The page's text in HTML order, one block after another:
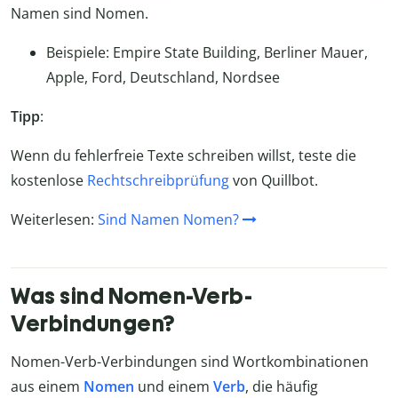
Namen sind Nomen.
Beispiele: Empire State Building, Berliner Mauer,
Apple, Ford, Deutschland, Nordsee
Tipp:
Wenn du fehlerfreie Texte schreiben willst, teste die
kostenlose Rechtschreibprüfungvon Quillbot.
Weiterlesen: Sind Namen Nomen?
Was sind Nomen-Verb-
Verbindungen?
Nomen-Verb-Verbindungen sind Wortkombinationen
aus einem Nomen und einem Verb, die häufig